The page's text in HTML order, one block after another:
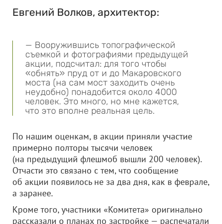
Евгений Волков, архитектор:
— Вооружившись топографической
съемкой и фотографиями предыдущей
акции, подсчитал: для того чтобы
«обнять» пруд от и до Макаровского
моста (на сам мост заходить очень
неудобно) понадобится около 4000
человек. Это много, но мне кажется,
что это вполне реальная цель.
По нашим оценкам, в акции приняли участие
примерно полторы тысячи человек
(на предыдущий флешмоб вышли 200 человек).
Отчасти это связано с тем, что сообщение
об акции появилось не за два дня, как в феврале,
а заранее.
Кроме того, участники «Комитета» оригинально
рассказали о планах по застройке — распечатали